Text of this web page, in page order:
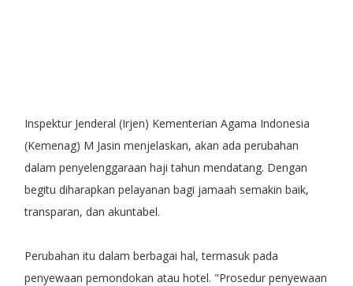
Inspektur Jenderal (Irjen) Kementerian Agama Indonesia
(Kemenag) M Jasin menjelaskan, akan ada perubahan
dalam penyelenggaraan haji tahun mendatang. Dengan
begitu diharapkan pelayanan bagi jamaah semakin baik,
transparan, dan akuntabel.
Perubahan itu dalam berbagai hal, termasuk pada
penyewaan pemondokan atau hotel. "Prosedur penyewaan